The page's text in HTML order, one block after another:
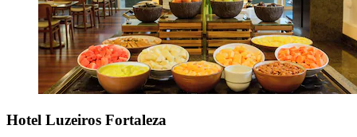
Hotel Luzeiros Fortaleza